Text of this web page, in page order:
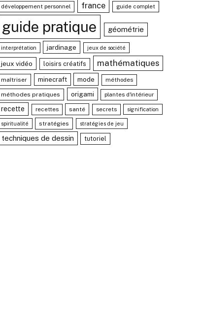
développement personnel france guide complet
guide pratique géométrie
interprétation jardinage jeux de société
jeux vidéo loisirs créatifs mathématiques
maîtriser minecraft mode méthodes
méthodes pratiques origami plantes d'intérieur
recette recettes santé secrets signification
spiritualité stratégies stratégies de jeu
techniques de dessin tutoriel